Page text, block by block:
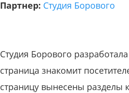
Партнер: Студия Борового
Студия Борового
страница знакомит
страницу вынесены разделы